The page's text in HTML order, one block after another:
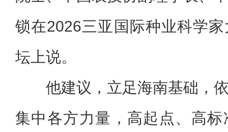
锁在2026三亚国际种业科学
坛上说。
他建议，立足海南基础，
集中各方力量，高起点、高